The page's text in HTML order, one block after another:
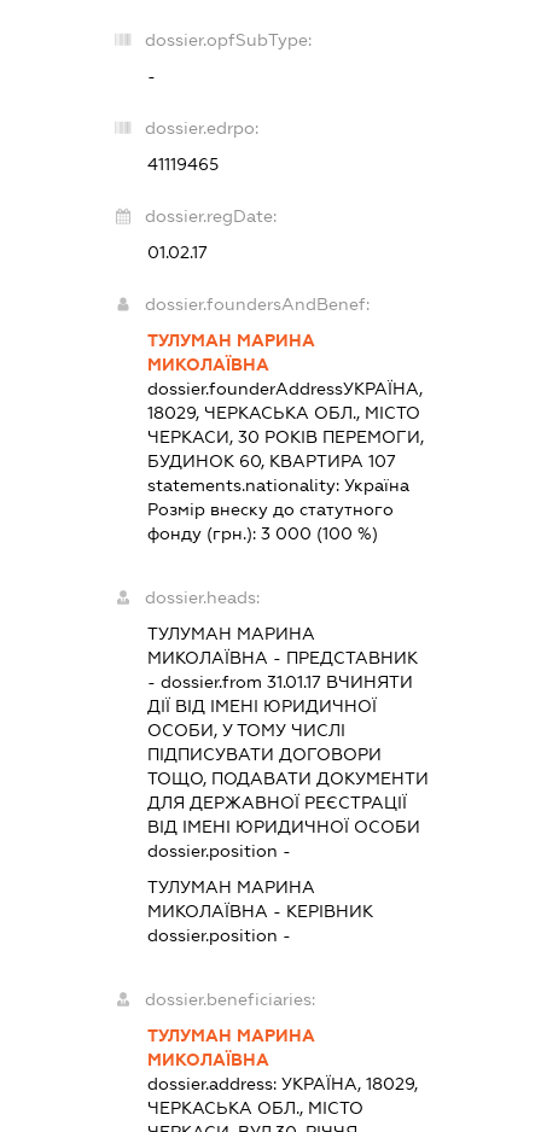
dossier.opfSubType:
-
dossier.edrpo:
41119465
dossier.regDate:
01.02.17
dossier.foundersAndBenef:
ТУЛУМАН МАРИНА
МИКОЛАЇВНА
dossier.founderAddressУКРАЇНА,
18029, ЧЕРКАСЬКА ОБЛ., МІСТО
ЧЕРКАСИ, 30 РОКІВ ПЕРЕМОГИ,
БУДИНОК 60, КВАРТИРА 107
statements.nationality: Україна
Розмір внеску до статутного
фонду (грн.): 3 000 (100 %)
dossier.heads:
ТУЛУМАН МАРИНА
МИКОЛАЇВНА - ПРЕДСТАВНИК
- dossier.from 31.01.17ВЧИНЯТИ
ДІЇ ВІД ІМЕНІ ЮРИДИЧНОЇ
ОСОБИ, У ТОМУ ЧИСЛІ
ПІДПИСУВАТИ ДОГОВОРИ
ТОЩО, ПОДАВАТИ ДОКУМЕНТИ
ДЛЯ ДЕРЖАВНОЇ РЕЄСТРАЦІЇ
ВІД ІМЕНІ ЮРИДИЧНОЇ ОСОБИ
dossier.position -
ТУЛУМАН МАРИНА
МИКОЛАЇВНА - КЕРІВНИК
dossier.position -
dossier.beneficiaries:
ТУЛУМАН МАРИНА
МИКОЛАЇВНА
dossier.address: УКРАЇНА, 18029,
ЧЕРКАСЬКА ОБЛ., МІСТО